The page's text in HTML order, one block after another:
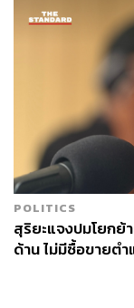
POLITICS
สุริยะแจงปมโยกย้
ด้าน ไม่มีซื้อขายตำ